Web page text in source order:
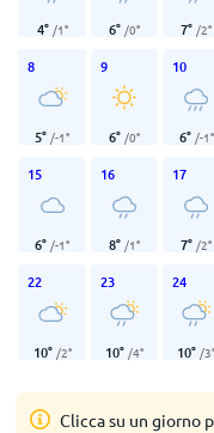
4° /1° 6° /0° 7° /2°
8
5° /-1°
9
6° /0°
10
6° /-1°
15
6° /-1°
16
8° /1°
17
7° /2°
22
10° /2°
23
10° /4°
24
10° /3°
Clicca su un giorno